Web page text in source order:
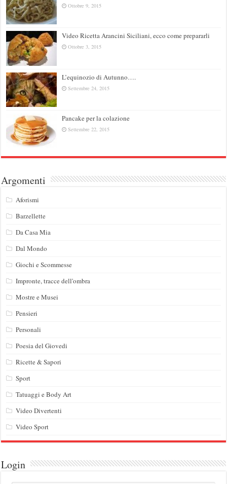
Ottobre 9, 2015
Video Ricetta Arancini Siciliani, ecco come prepararli
Ottobre 3, 2015
L’equinozio di Autunno….
Settembre 24, 2015
Pancake per la colazione
Settembre 22, 2015
Argomenti
Aforismi
Barzellette
Da Casa Mia
Dal Mondo
Giochi e Scommesse
Impronte, tracce dell'ombra
Mostre e Musei
Pensieri
Personali
Poesia del Giovedi
Ricette & Sapori
Sport
Tatuaggi e Body Art
Video Divertenti
Video Sport
Login